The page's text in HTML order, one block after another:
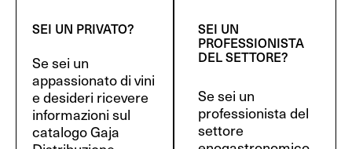
SEI UN PRIVATO?
Se sei un
appassionato di vini
e desideri ricevere
informazioni sul
catalogo Gaja
SEI UN
PROFESSIONISTA
DEL SETTORE?
Se sei un
professionista del
settore